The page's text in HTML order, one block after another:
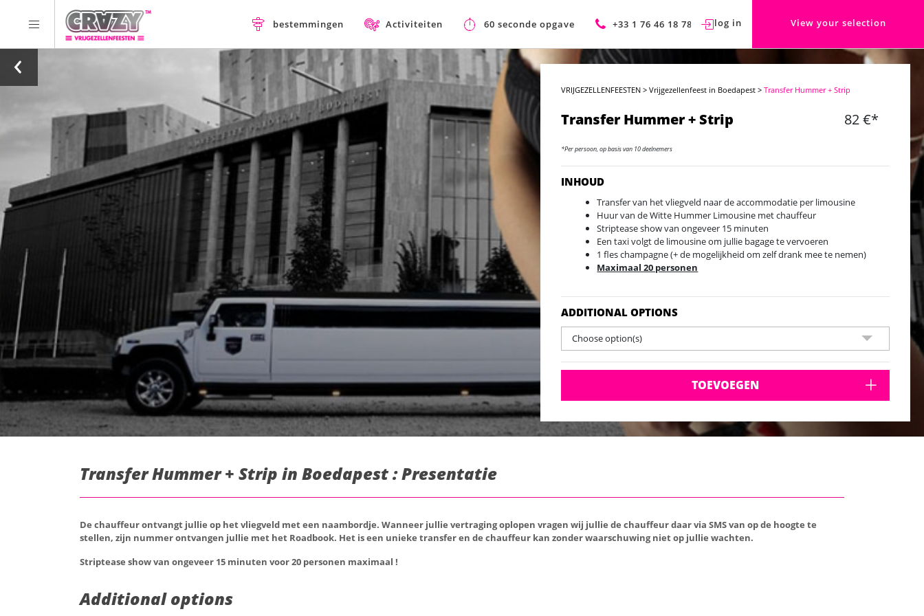
bestemmingen Activiteiten 60 seconde opgave +33 1 76 46 18 78 log in View your selection
VRIJGEZELLENFEESTEN >Vrijgezellenfeest in Boedapest >Transfer Hummer + Strip
Transfer Hummer + Strip 82 €*
*Per persoon, op basis van 10 deelnemers
INHOUD
Transfer van het vliegveld naar de accommodatie per limousine
Huur van de Witte Hummer Limousine met chauffeur
Striptease show van ongeveer 15 minuten
Een taxi volgt de limousine om jullie bagage te vervoeren
1 fles champagne (+ de mogelijkheid om zelf drank mee te nemen)
Maximaal 20 personen
ADDITIONAL OPTIONS
Choose option(s)
TOEVOEGEN
Transfer Hummer + Strip in Boedapest : Presentatie
De chauffeur ontvangt jullie op het vliegveld met een naambordje. Wanneer jullie vertraging oplopen vragen wij jullie de chauffeur daar via SMS van op de hoogte te
stellen, zijn nummer ontvangen jullie met het Roadbook. Het is een unieke transfer en de chauffeur kan zonder waarschuwing niet op jullie wachten.
Striptease show van ongeveer 15 minuten voor 20 personen maximaal !
Additional options